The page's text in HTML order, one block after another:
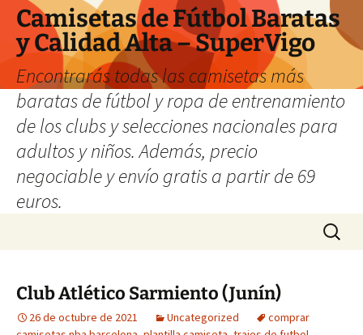
Camisetas de Fútbol Baratas
y Calidad Alta – SuperVigo
Encontrarás todas las camisetas más
baratas de fútbol y ropa de entrenamiento
de los clubs y selecciones nacionales para
adultos y niños. Además, precio
negociable y envío gratis a partir de 69
euros.
Buscar:
Club Atlético Sarmiento (Junín)
26 de octubre de 2021 Uncategorized
comprar